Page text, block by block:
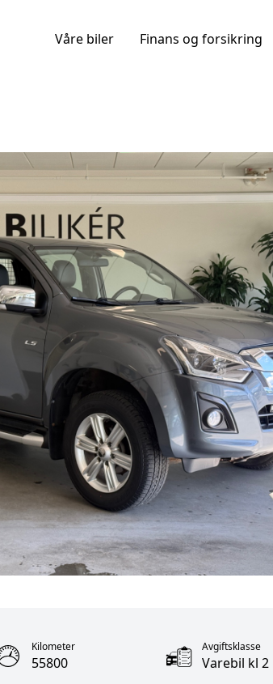
Våre biler Finans og forsikring
Kilometer
55800
Avgiftsklasse
Varebil kl 2